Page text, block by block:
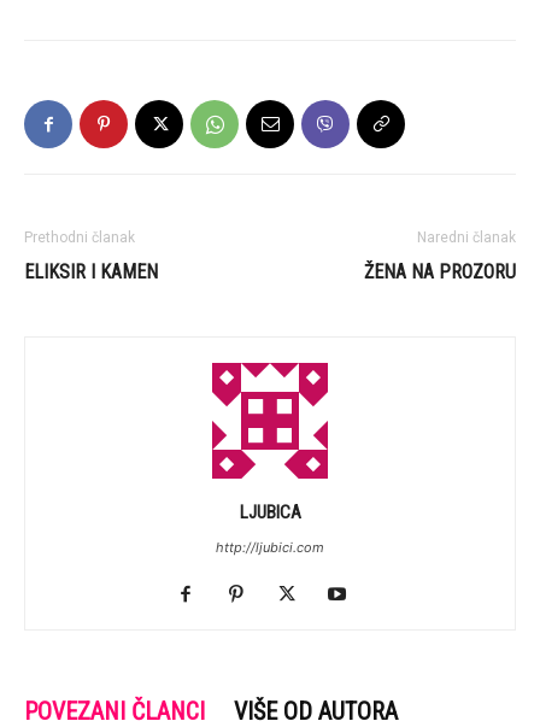
Prethodni članak
ELIKSIR I KAMEN
Naredni članak
ŽENA NA PROZORU
LJUBICA
http://ljubici.com
POVEZANI ČLANCI VIŠE OD AUTORA